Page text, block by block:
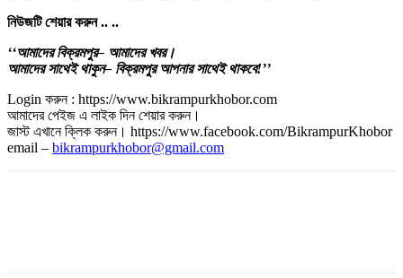
নিউজটি শেয়ার করুন.. ..
‘‘আমাদের বিক্রমপুর– আমাদের খবর।
আমাদের সাথেই থাকুন– বিক্রমপুর আপনার সাথেই থাকবে!’’
Login করুন : https://www.bikrampurkhobor.com
আমাদের পেইজ এ লাইক দিন শেয়ার করুন।
জাস্ট এখানে ক্লিক করুন। https://www.facebook.com/BikrampurKhobor
email – bikrampurkhobor@gmail.com